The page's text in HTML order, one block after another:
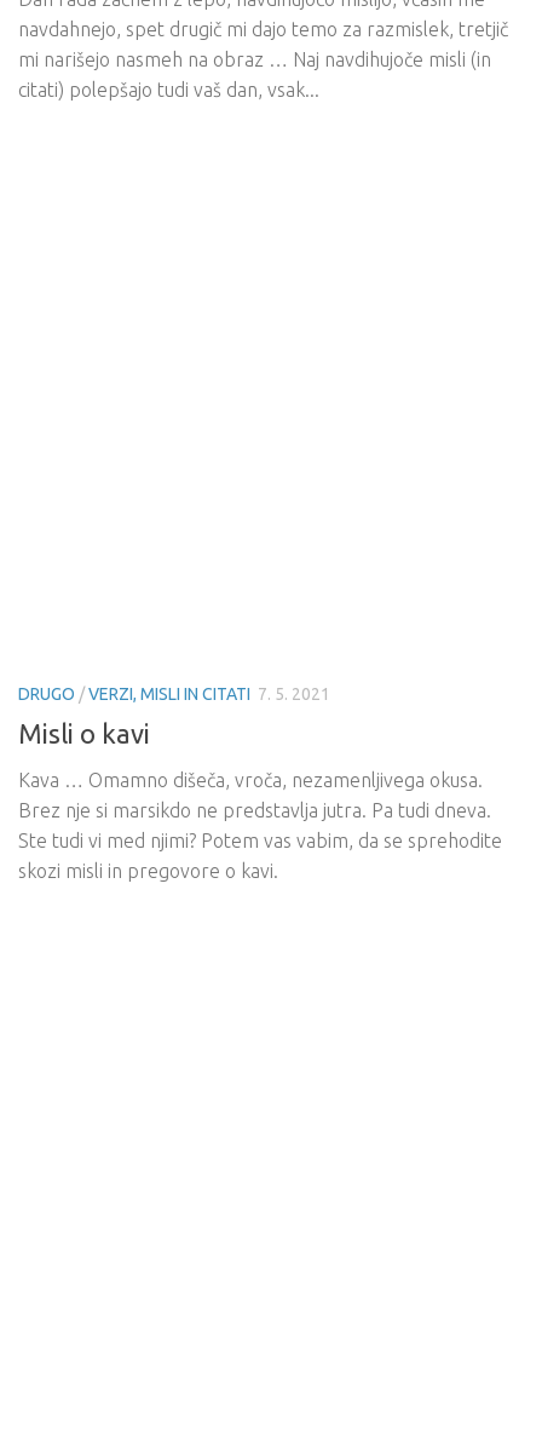
navdahnejo, spet drugič mi dajo temo za razmislek, tretjič
mi narišejo nasmeh na obraz … Naj navdihujoče misli (in
citati) polepšajo tudi vaš dan, vsak...
DRUGO /VERZI, MISLI IN CITATI 7. 5. 2021
Misli o kavi
Kava … Omamno dišeča, vroča, nezamenljivega okusa.
Brez nje si marsikdo ne predstavlja jutra. Pa tudi dneva.
Ste tudi vi med njimi? Potem vas vabim, da se sprehodite
skozi misli in pregovore o kavi.